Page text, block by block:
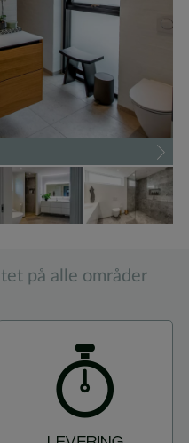
på alle områder